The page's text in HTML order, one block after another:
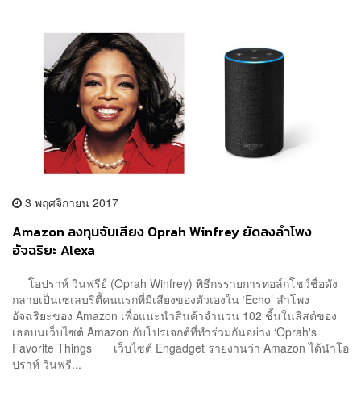
3 พฤศจิกายน 2017
Amazon ลงทุนจับเสียง Oprah Winfrey ยัดลงลำโพง
อัจฉริยะ Alexa
โอปราห์ วินฟรีย์ (Oprah Winfrey) พิธีกรรายการทอล์กโชว์ชื่อดัง
กลายเป็นเซเลบริตี้คนแรกที่มีเสียงของตัวเองใน ‘Echo’ ลำโพง
อัจฉริยะของ Amazon เพื่อแนะนำสินค้าจำนวน 102 ชิ้นในลิสต์ของ
เธอบนเว็บไซต์ Amazon กับโปรเจกต์ที่ทำร่วมกันอย่าง ‘Oprah's
Favorite Things’ เว็บไซต์ Engadget รายงานว่า Amazon ได้นำโอ
ปราห์ วินฟรี...